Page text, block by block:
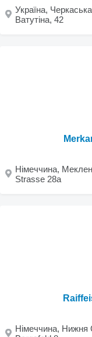
Україна,
Ватутіна, 42
Німеччина,
Strasse 28a
Німеччина, Нижня